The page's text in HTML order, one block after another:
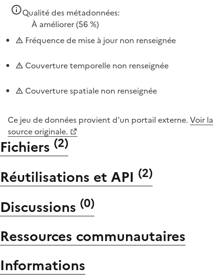
Qualité des métadonnées:
À améliorer(56 %)
Fréquence de mise à jour non renseignée
Couverture temporelle non renseignée
Couverture spatiale non renseignée
Ce jeu de données provient d'un portail externe. Voir la
source originale.
Fichiers (2)
Réutilisations et API (2)
Discussions (0)
Ressources communautaires
Informations